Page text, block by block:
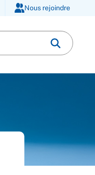
Nous rejoindre